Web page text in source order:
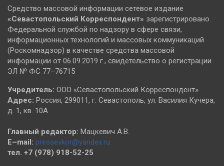
Средство массовой информации сетевое издание
«Севастопольский Корреспондент» зарегистрировано
Федеральной службой по надзору в сфере связи,
информационных технологий и массовых коммуникаций
(Роскомнадзор) в качестве средства массовой
информации от 06.09.2019 г., свидетельство о регистрации
ЭЛ № ФС 77–76715
Учредитель: ООО «Севастопольский Корреспондент».
Адрес: Россия, 299011, г. Севастополь, ул. Василия Кучера,
д. 1, кв. 10А
Главный редактор: Мацкевич А.В.
E–mail: pressevkor@yandex.ru
тел. +7 (978) 918-52-25